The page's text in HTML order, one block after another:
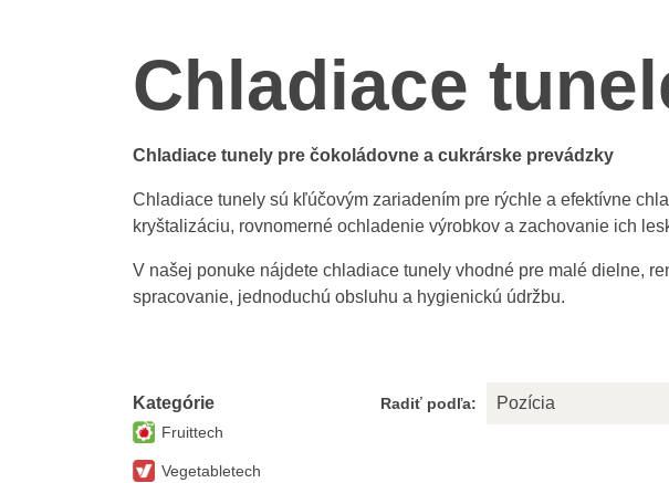
Chladiace
Chladiace tunely pre čokoládovne a cukrárske prevádzky
Chladiace tunely sú kľúčovým zariadením pre rýchle a efektívne
kryštalizáciu, rovnomerné ochladenie výrobkov a zachovanie ich
V našej ponuke nájdete chladiace tunely vhodné pre malé dielne,
spracovanie, jednoduchú obsluhu a hygienickú údržbu.
Radiť podľa: Pozícia
Kategórie
Fruittech
Vegetabletech